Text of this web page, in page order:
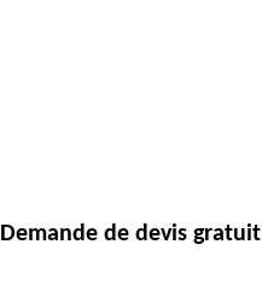
Demande de devis gratuit